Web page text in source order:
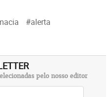
#alerta
pelo nosso editor